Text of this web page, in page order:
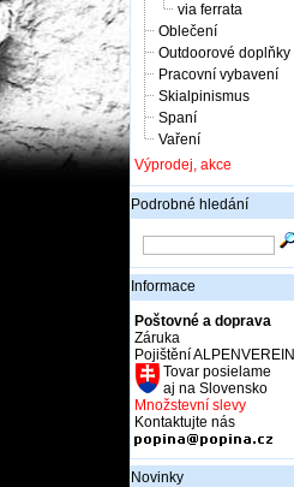
via ferrata
Oblečení
Outdoorové doplňky
Pracovní vybavení
Skialpinismus
Spaní
Vaření
Výprodej, akce
Podrobné hledání
Informace
Poštovné a doprava
Záruka
Pojištění ALPENVEREIN
Tovar posielame
aj na Slovensko
Množstevní slevy
Kontaktujte nás
Novinky